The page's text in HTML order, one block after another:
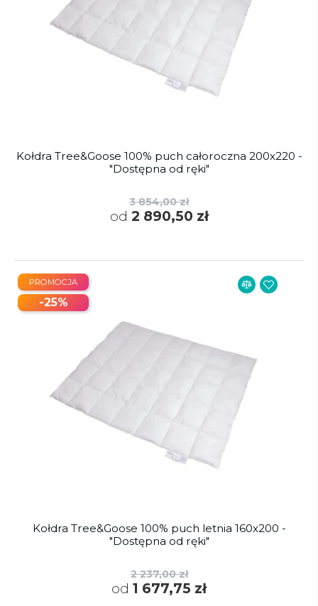
Kołdra Tree&Goose 100% puch całoroczna 200x220 -
"Dostępna od ręki"
3 854,00 zł
od 2 890,50 zł
Kołdra Tree&Goose 100% puch letnia 160x200 -
"Dostępna od ręki"
2 237,00 zł
od 1 677,75 zł
PROMOCJA
-25%